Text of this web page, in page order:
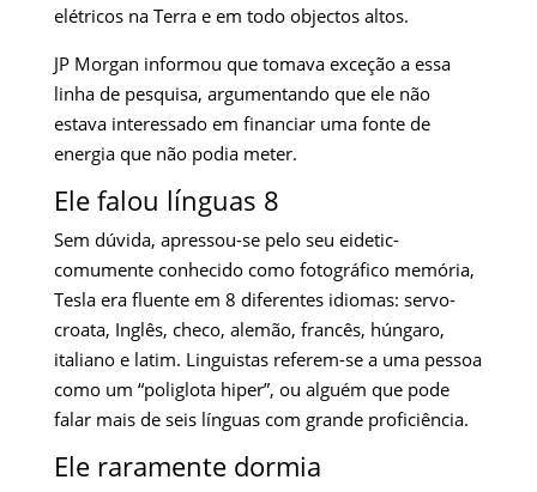
elétricos na Terra e em todo objectos altos.
JP Morgan informou que tomava exceção a essa
linha de pesquisa, argumentando que ele não
estava interessado em financiar uma fonte de
energia que não podia meter.
Ele falou línguas 8
Sem dúvida, apressou-se pelo seu eidetic-
comumente conhecido como fotográfico memória,
Tesla era fluente em 8 diferentes idiomas: servo-
croata, Inglês, checo, alemão, francês, húngaro,
italiano e latim. Linguistas referem-se a uma pessoa
como um “poliglota hiper”, ou alguém que pode
falar mais de seis línguas com grande proficiência.
Ele raramente dormia